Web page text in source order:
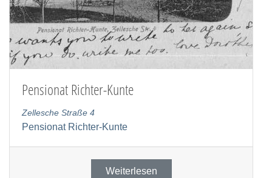
Pensionat Richter-Kunte
Zellesche Straße 4
Pensionat Richter-Kunte
Weiterlesen